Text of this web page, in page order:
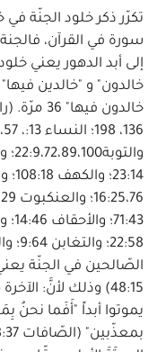
تكرّر ذكر خلود الجنّة
سورة في القرآن،
إلى أبد الدهور يعني
خالدون" و "خالدين
الصّالحين في الجنّة
يموتوا أبداً "أَفَما نحنُ